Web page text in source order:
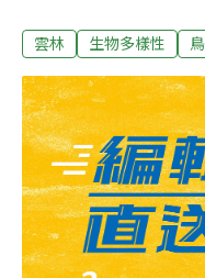
徒刑、得併科100萬元
南岸有人架設鳥網，已
報雲林縣農業處、第四
反嘴鴴、小環頸鴴、赤
尾鴨、琵嘴鴨、田鷸等
並拆除鳥網。
雲林 生物多樣性